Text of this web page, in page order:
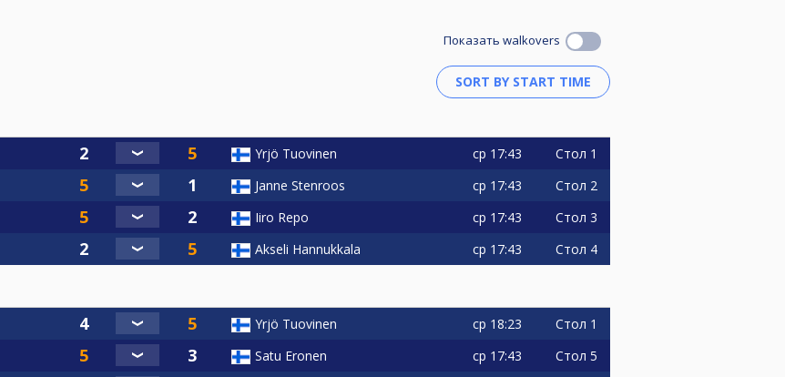
Показать walkovers
Yrjö Tuovinen ср 17:43 Стол 1
Janne Stenroos ср 17:43 Стол 2
Iiro Repo ср 17:43 Стол 3
Akseli Hannukkala ср 17:43 Стол 4
Yrjö Tuovinen ср 18:23 Стол 1
Satu Eronen ср 17:43 Стол 5